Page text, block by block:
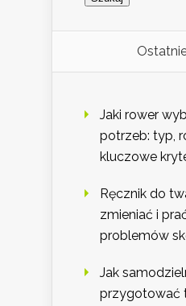
Jaki rower
potrzeb: typ,
kluczowe
Ręcznik do
zmieniać i
problemów
Jak
przygotować